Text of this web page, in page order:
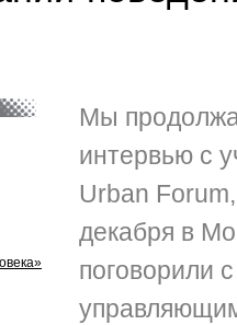
Мы
интервью с
Urban
декабря в
поговорили